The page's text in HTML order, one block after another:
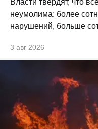
неумолима: более
нарушений, больше
3 авг 2026